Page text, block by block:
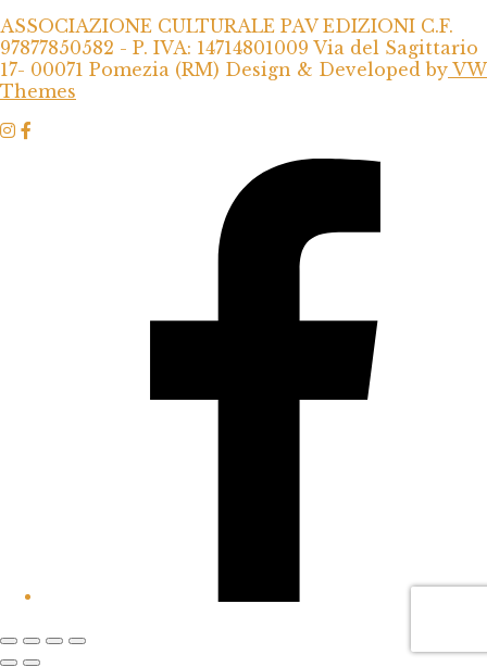
ASSOCIAZIONE CULTURALE PAV EDIZIONI C.F.
97877850582 - P. IVA: 14714801009 Via del Sagittario
17- 00071 Pomezia (RM) Design & Developed by VW
Themes